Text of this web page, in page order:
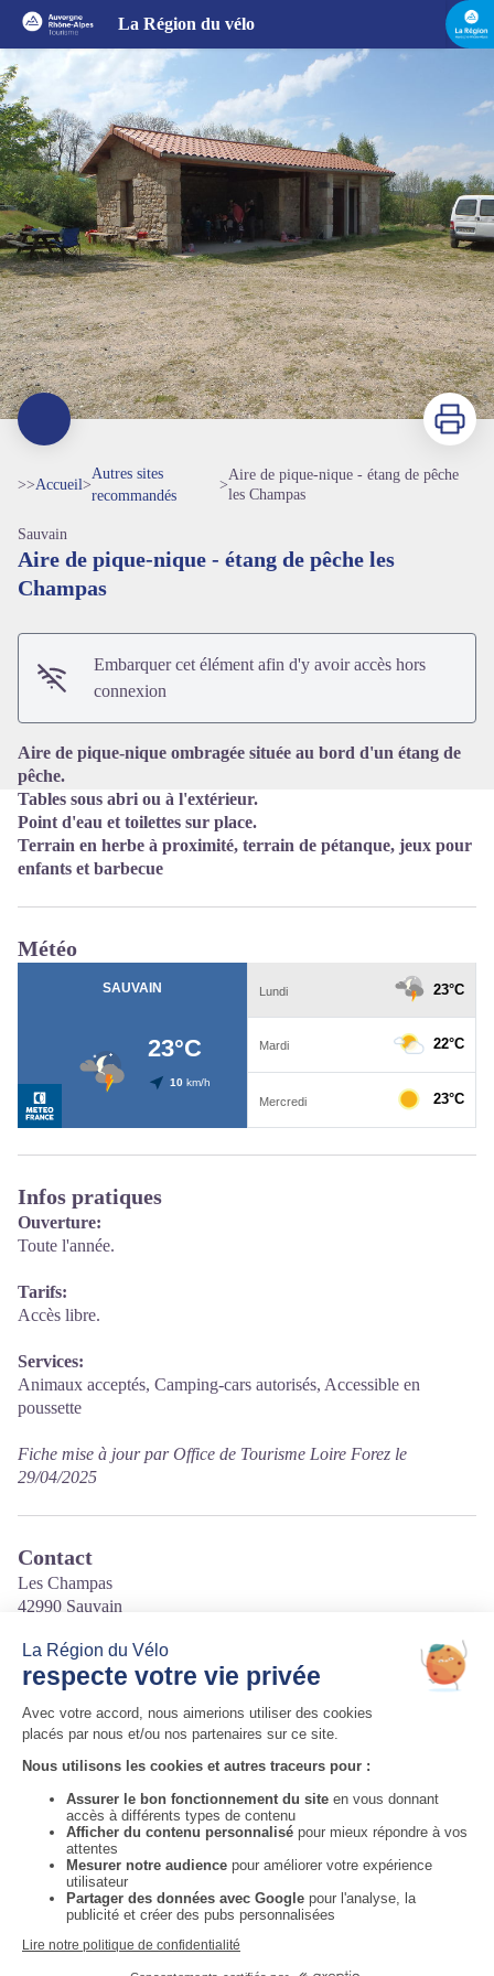
La Région du vélo
Imprimer
>>Accueil>
Autres sites
recommandés
>
Aire de pique-nique - étang de pêche
les Champas
Sauvain
Aire de pique-nique - étang de pêche les
Champas
Embarquer cet élément afin d'y avoir accès hors
connexion
Aire de pique-nique ombragée située au bord d'un étang de
pêche.
Tables sous abri ou à l'extérieur.
Point d'eau et toilettes sur place.
Terrain en herbe à proximité, terrain de pétanque, jeux pour
enfants et barbecue
Météo
Infos pratiques
Ouverture:
Toute l'année.
Tarifs:
Accès libre.
Services:
Animaux acceptés, Camping-cars autorisés, Accessible en
poussette
Fiche mise à jour par Office de Tourisme Loire Forez le
29/04/2025
Contact
Les Champas
42990 Sauvain
Courriel:
truite.hautlignon@federationpeche42.fr
Site internet:
http://www.truitehautlignon-forez.fr
Auvergne-Rhône-Alpes Tourisme
Informations complémentaires